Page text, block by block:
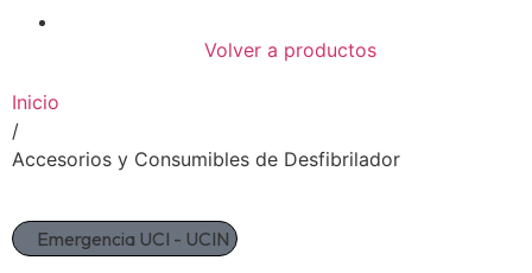
Volver a productos
Inicio
/
Accesorios y Consumibles de Desfibrilador
Emergencia UCI - UCIN